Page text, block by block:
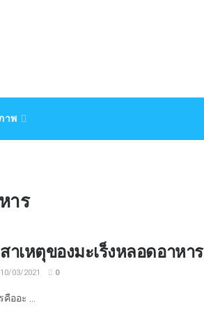
าพ
าร
าเหตุของมะเร็งหลอดอาหาร
10/03/2021 0
ออะ ...